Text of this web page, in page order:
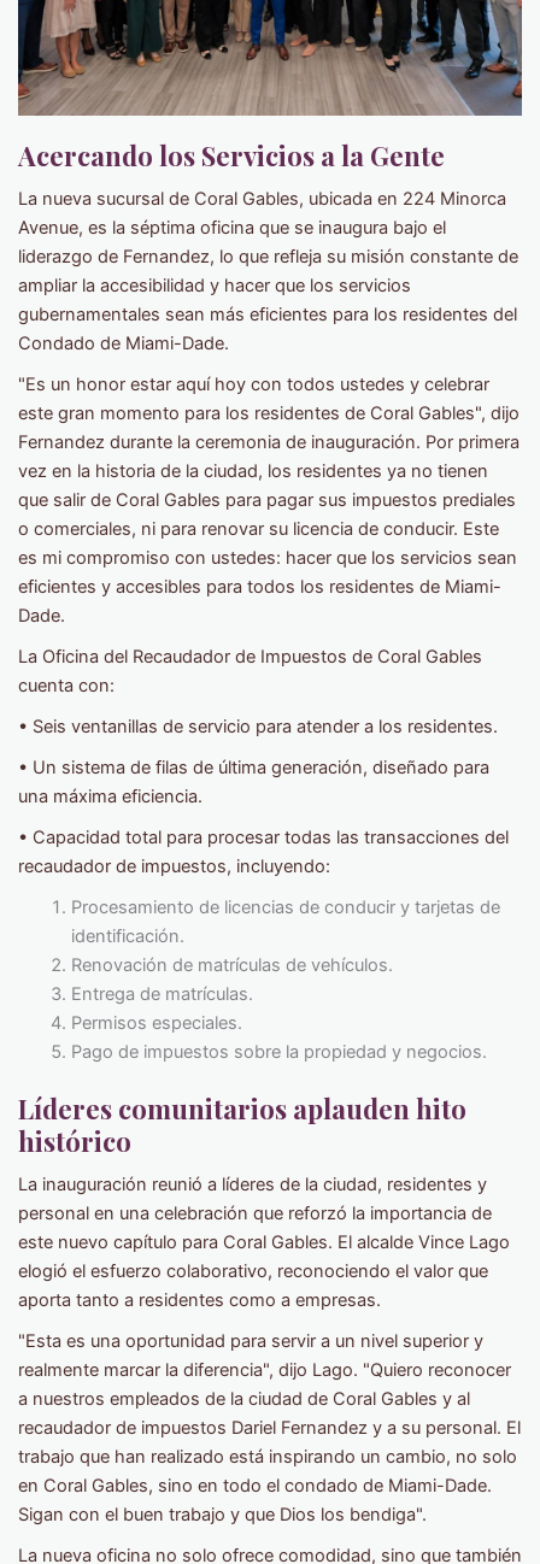
Acercando los Servicios a la Gente
La nueva sucursal de Coral Gables, ubicada en 224 Minorca
Avenue, es la séptima oficina que se inaugura bajo el
liderazgo de Fernandez, lo que refleja su misión constante de
ampliar la accesibilidad y hacer que los servicios
gubernamentales sean más eficientes para los residentes del
Condado de Miami-Dade.
"Es un honor estar aquí hoy con todos ustedes y celebrar
este gran momento para los residentes de Coral Gables", dijo
Fernandez durante la ceremonia de inauguración. Por primera
vez en la historia de la ciudad, los residentes ya no tienen
que salir de Coral Gables para pagar sus impuestos prediales
o comerciales, ni para renovar su licencia de conducir. Este
es mi compromiso con ustedes: hacer que los servicios sean
eficientes y accesibles para todos los residentes de Miami-
Dade.
La Oficina del Recaudador de Impuestos de Coral Gables
cuenta con:
• Seis ventanillas de servicio para atender a los residentes.
• Un sistema de filas de última generación, diseñado para
una máxima eficiencia.
• ​​Capacidad total para procesar todas las transacciones del
recaudador de impuestos, incluyendo:
Procesamiento de licencias de conducir y tarjetas de
identificación.
Renovación de matrículas de vehículos.
Entrega de matrículas.
Permisos especiales.
Pago de impuestos sobre la propiedad y negocios.
Líderes comunitarios aplauden hito
histórico
La inauguración reunió a líderes de la ciudad, residentes y
personal en una celebración que reforzó la importancia de
este nuevo capítulo para Coral Gables. El alcalde Vince Lago
elogió el esfuerzo colaborativo, reconociendo el valor que
aporta tanto a residentes como a empresas.
"Esta es una oportunidad para servir a un nivel superior y
realmente marcar la diferencia", dijo Lago. "Quiero reconocer
a nuestros empleados de la ciudad de Coral Gables y al
recaudador de impuestos Dariel Fernandez y a su personal. El
trabajo que han realizado está inspirando un cambio, no solo
en Coral Gables, sino en todo el condado de Miami-Dade.
Sigan con el buen trabajo y que Dios los bendiga".
La nueva oficina no solo ofrece comodidad, sino que también